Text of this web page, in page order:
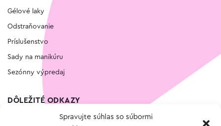
Spravujte súhlas so súbormi
Gélové laky
Odstraňovanie
Príslušenstvo
Sady na manikúru
Sezónny výpredaj
DÔLEŽITÉ ODKAZY